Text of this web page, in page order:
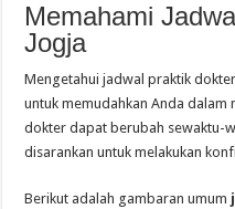
Memahami
Jogja
Mengetahui jadwal praktik
untuk memudahkan Anda dalam
dokter dapat berubah sewaktu-
disarankan untuk melakukan
Berikut adalah gambaran umum